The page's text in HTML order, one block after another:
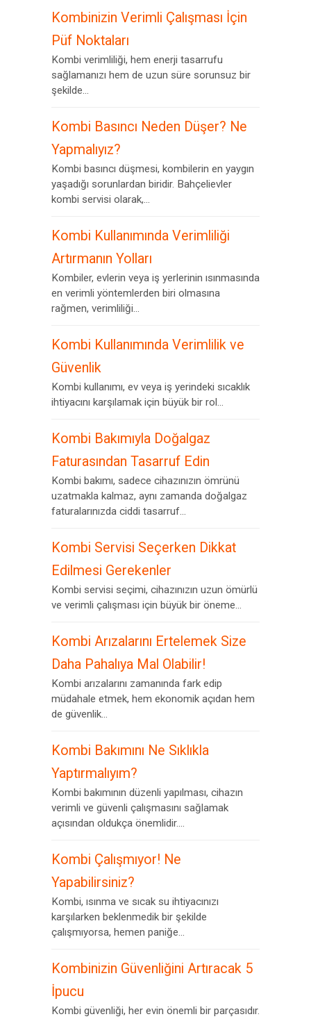
Kombinizin Verimli Çalışması İçin
Püf Noktaları
Kombi verimliliği, hem enerji tasarrufu
sağlamanızı hem de uzun süre sorunsuz bir
şekilde...
Kombi Basıncı Neden Düşer? Ne
Yapmalıyız?
Kombi basıncı düşmesi, kombilerin en yaygın
yaşadığı sorunlardan biridir. Bahçelievler
kombi servisi olarak,...
Kombi Kullanımında Verimliliği
Artırmanın Yolları
Kombiler, evlerin veya iş yerlerinin ısınmasında
en verimli yöntemlerden biri olmasına
rağmen, verimliliği...
Kombi Kullanımında Verimlilik ve
Güvenlik
Kombi kullanımı, ev veya iş yerindeki sıcaklık
ihtiyacını karşılamak için büyük bir rol...
Kombi Bakımıyla Doğalgaz
Faturasından Tasarruf Edin
Kombi bakımı, sadece cihazınızın ömrünü
uzatmakla kalmaz, aynı zamanda doğalgaz
faturalarınızda ciddi tasarruf...
Kombi Servisi Seçerken Dikkat
Edilmesi Gerekenler
Kombi servisi seçimi, cihazınızın uzun ömürlü
ve verimli çalışması için büyük bir öneme...
Kombi Arızalarını Ertelemek Size
Daha Pahalıya Mal Olabilir!
Kombi arızalarını zamanında fark edip
müdahale etmek, hem ekonomik açıdan hem
de güvenlik...
Kombi Bakımını Ne Sıklıkla
Yaptırmalıyım?
Kombi bakımının düzenli yapılması, cihazın
verimli ve güvenli çalışmasını sağlamak
açısından oldukça önemlidir....
Kombi Çalışmıyor! Ne
Yapabilirsiniz?
Kombi, ısınma ve sıcak su ihtiyacınızı
karşılarken beklenmedik bir şekilde
çalışmıyorsa, hemen paniğe...
Kombinizin Güvenliğini Artıracak 5
İpucu
Kombi güvenliği, her evin önemli bir parçasıdır.